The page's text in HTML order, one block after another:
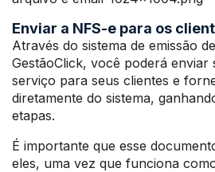
Enviar a NFS-e para os
Através do sistema de emissão
GestãoClick, você poderá enviar
serviço para seus clientes e
diretamente do sistema,
etapas.
É importante que esse
eles, uma vez que funciona